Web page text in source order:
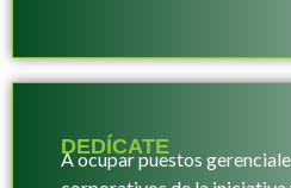
DEDÍCATE
A ocupar puestos